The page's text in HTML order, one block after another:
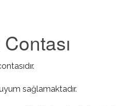
sağlamaktadır.